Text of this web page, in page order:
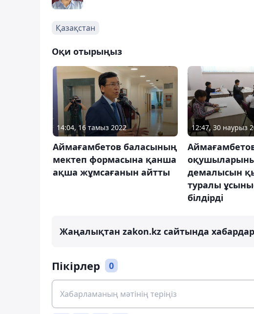
Қазақстан
Оқи отырыңыз
14:04, 16 тамыз 2022
Аймағамбетов баласының
мектеп формасына қанша
ақша жұмсағанын айтты
12:47, 30 наурыз
демалысын
туралы
білдірді
Жаңалықтан zakon.kz сайтында
Пікірлер 0